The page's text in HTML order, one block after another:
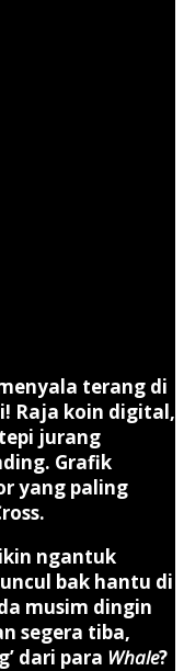
terang di
Raja koin digital,
jurang
Grafik
yang paling
.
ngantuk
bak hantu di
musim dingin
segera tiba,
dari para Whale?